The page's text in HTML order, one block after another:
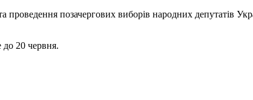
позачергових виборів народних депутатів
20 червня.